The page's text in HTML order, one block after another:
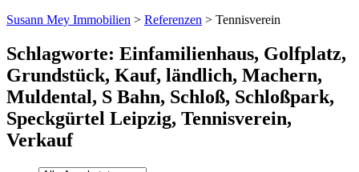
Susann Mey Immobilien > Referenzen > Tennisverein
Schlagworte: Einfamilienhaus, Golfplatz,
Grundstück, Kauf, ländlich, Machern,
Muldental, S Bahn, Schloß, Schloßpark,
Speckgürtel Leipzig, Tennisverein,
Verkauf